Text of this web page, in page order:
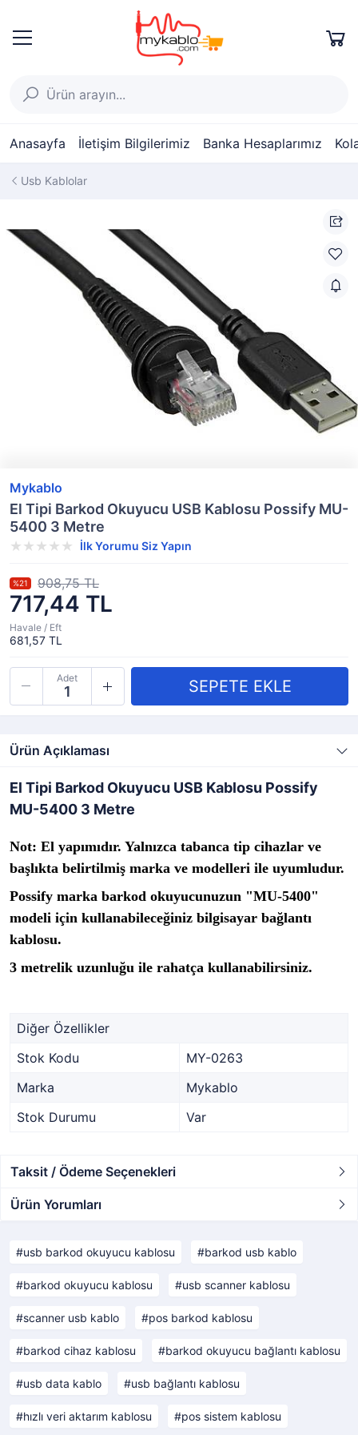
Anasayfa İletişim Bilgilerimiz Banka Hesaplarımız
Usb Kablolar
Mykablo
El Tipi Barkod Okuyucu USB Kablosu Possify MU-
5400 3 Metre
İlk Yorumu Siz Yapın
717,44 TL
%21 908,75 TL
Havale / Eft
681,57 TL
Adet
Ürün Açıklaması
El Tipi Barkod Okuyucu USB Kablosu Possify
MU-5400 3 Metre
Not: El yapımıdır. Yalnızca tabanca tip cihazlar ve
başlıkta belirtilmiş marka ve modelleri ile uyumludur.
Possify marka barkod okuyucunuzun "MU-5400"
modeli için kullanabileceğiniz bilgisayar bağlantı
kablosu.
3 metrelik uzunluğu ile rahatça kullanabilirsiniz.
Diğer Özellikler
Stok Kodu
MY-0263
Marka
Mykablo
Stok Durumu
Var
Taksit / Ödeme Seçenekleri
Ürün Yorumları
usb barkod okuyucu kablosu barkod usb kablo
barkod okuyucu kablosu usb scanner kablosu
scanner usb kablo pos barkod kablosu
barkod cihaz kablosu barkod okuyucu bağlantı kablosu
usb data kablo usb bağlantı kablosu
hızlı veri aktarım kablosu pos sistem kablosu